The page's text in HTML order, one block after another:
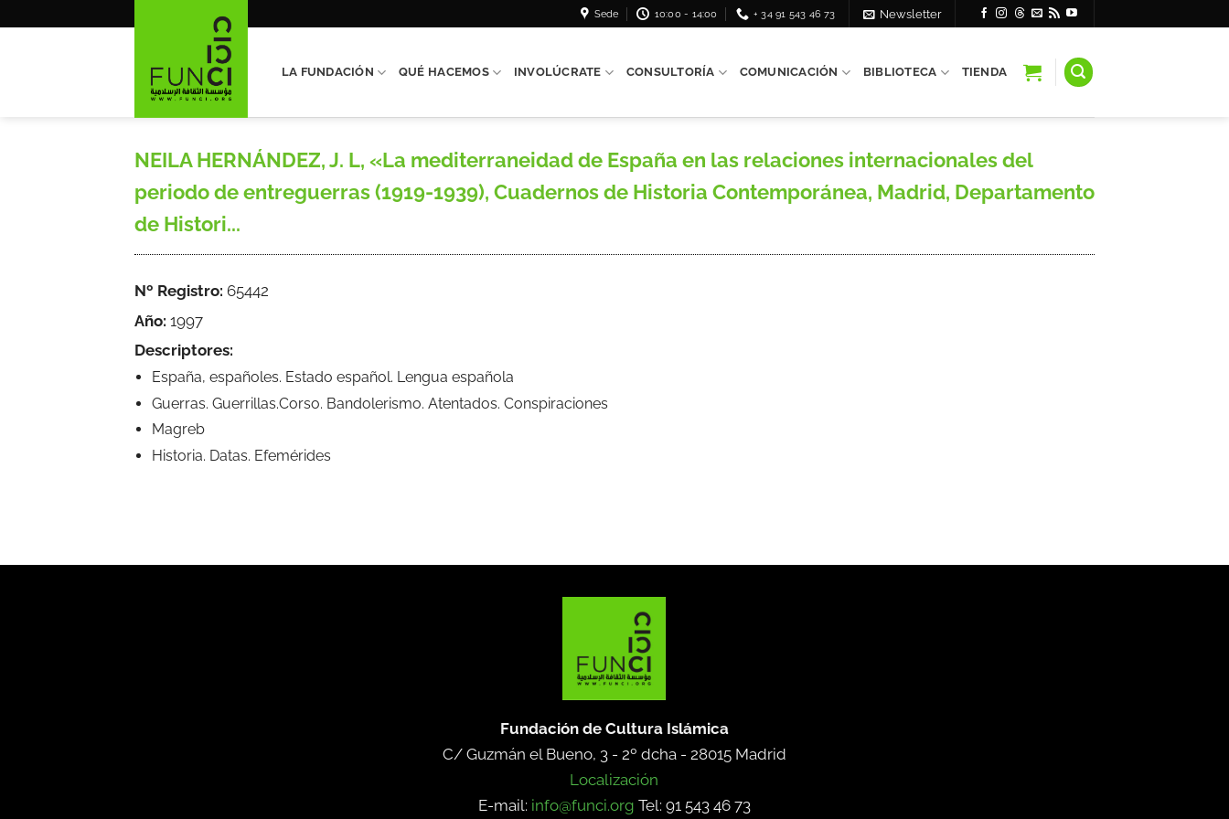
Sede 10:00 - 14:00 + 34 91 543 46 73 Newsletter
LA FUNDACIÓN QUÉ HACEMOS INVOLÚCRATE CONSULTORÍA COMUNICACIÓN BIBLIOTECA TIENDA
NEILA HERNÁNDEZ, J. L, «La mediterraneidad de España en las relaciones internacionales del
periodo de entreguerras (1919-1939), Cuadernos de Historia Contemporánea, Madrid, Departamento
de Histori...
Nº Registro: 65442
Año: 1997
Descriptores:
España, españoles. Estado español. Lengua española
Guerras. Guerrillas.Corso. Bandolerismo. Atentados. Conspiraciones
Magreb
Historia. Datas. Efemérides
Fundación de Cultura Islámica
C/ Guzmán el Bueno, 3 - 2º dcha - 28015 Madrid
Localización
E-mail: info@funci.org Tel: 91 543 46 73